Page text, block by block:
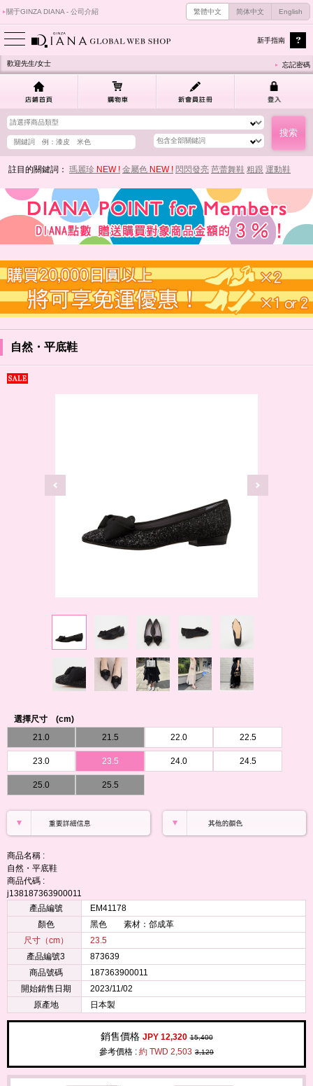
關于GINZA DIANA - 公司介紹 繁體中文 简体中文 English
新手指南
歡迎先生/女士 忘記密碼
註目的關鍵詞： 瑪麗珍 NEW ! 金屬色 NEW ! 閃閃發亮 芭蕾舞鞋 粗跟 運動鞋
自然・平底鞋
選擇尺寸 (cm)
21.0
21.5 22.0 22.5
23.0 23.5 24.0 24.5
25.0 25.5
商品名稱 :
自然・平底鞋
商品代碼 :
j138187363900011
產品編號
EM41178
顏色
黑色 素材：郃成革
尺寸（cm）
23.5
產品編號3
873639
商品號碼
187363900011
開始銷售日期
2023/11/02
原產地
日本製
銷售價格 JPY 12,320 15,400
參考價格 : 約 TWD 2,503 3,129